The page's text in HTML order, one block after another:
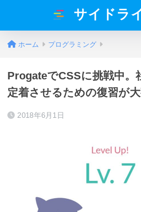
サイドラ
ホーム プログラミング
ProgateでCSSに挑戦中。
定着させるための復習が大
2018年6月1日